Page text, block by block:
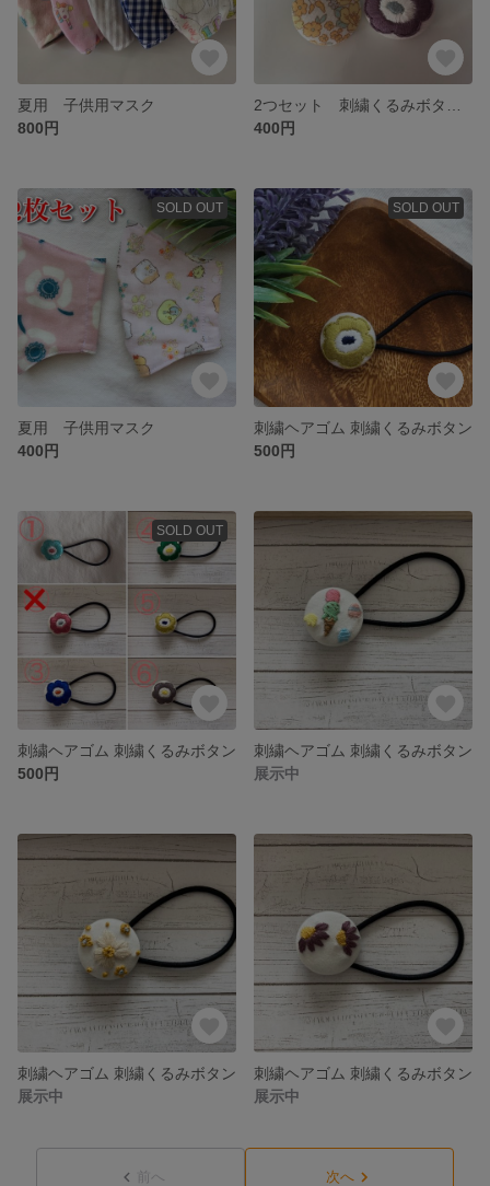
夏用 子供用マスク
800円
400円
SOLD OUT
夏用 子供用マスク
400円
SOLD OUT
刺繍ヘアゴム 刺繍くるみボタン
500円
SOLD OUT
刺繍ヘアゴム 刺繍くるみボタン
500円
刺繍ヘアゴム 刺繍くるみボタン
展示中
刺繍ヘアゴム 刺繍くるみボタン
展示中
刺繍ヘアゴム 刺繍くるみボタン
展示中
前へ 次へ